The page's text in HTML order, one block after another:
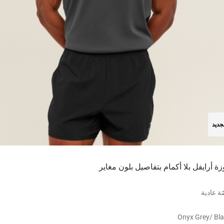
أرايفل بلا أكمام بتفاصيل بلون مغاير
عادية
Onyx Grey/